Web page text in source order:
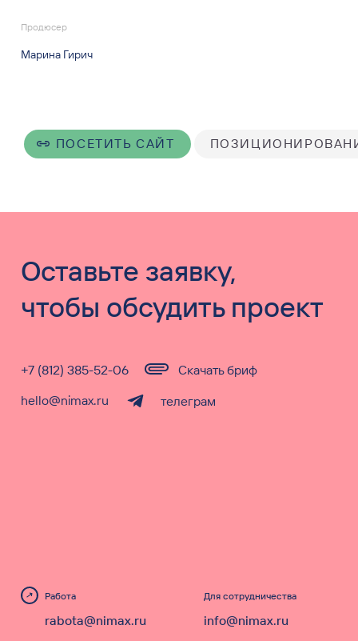
Продюсер
Марина Гирич
ПОСЕТИТЬ САЙТ
Оставьте заявку,
чтобы обсудить проект
hello@nimax.ru
+7 (812) 385-52-06
телеграм
Скачать бриф
Работа
rabota@nimax.ru
Для сотрудничества
info@nimax.ru